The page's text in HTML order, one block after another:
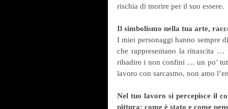
rischia di morire per il suo essere.
Il simbolismo nella tua arte,
I miei personaggi hanno sempre
che rappresentano la rinascita
ribadire i non confini … un po’
lavoro con sarcasmo, non amo
Nel tuo lavoro si percepisce il
pittura: come è stato e come